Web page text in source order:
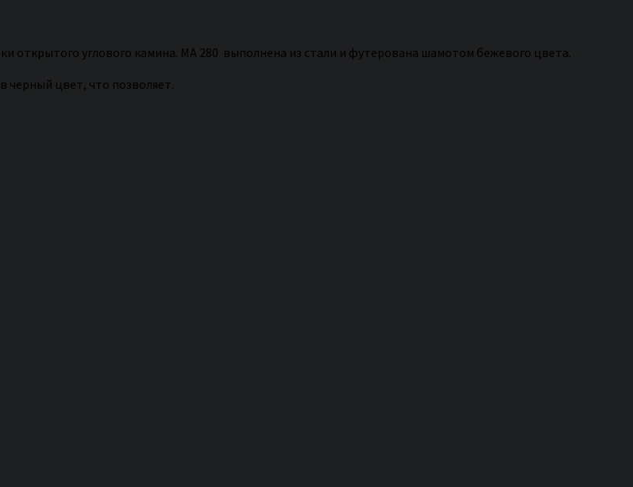
открытого углового камина. MA 280 выполнена из стали и футерована шамотом бежевого цвета.
черный цвет, что позволяет.